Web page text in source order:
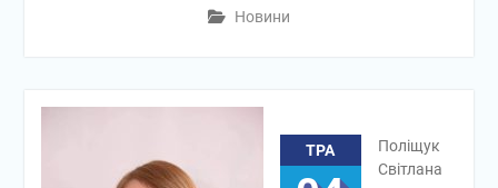
Новини
ТРА
Поліщук
Світлана